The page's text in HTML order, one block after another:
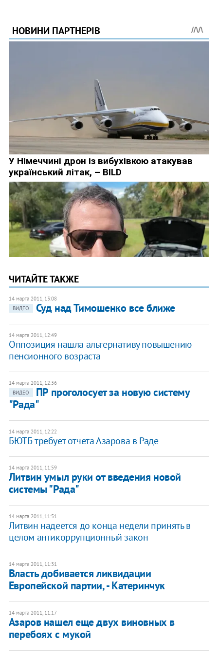
ЧИТАЙТЕ ТАКЖЕ
14 марта 2011, 13:08
ВИДЕО
Суд над Тимошенко все ближе
14 марта 2011, 12:49
Оппозиция нашла альтернативу повышению
пенсионного возраста
14 марта 2011, 12:36
ВИДЕО
ПР проголосует за новую систему
"Рада"
14 марта 2011, 12:22
БЮТБ требует отчета Азарова в Раде
14 марта 2011, 11:59
Литвин умыл руки от введения новой
системы "Рада"
14 марта 2011, 11:51
Литвин надеется до конца недели принять в
целом антикоррупционный закон
14 марта 2011, 11:31
Власть добивается ликвидации
Европейской партии, - Катеринчук
14 марта 2011, 11:17
Азаров нашел еще двух виновных в
перебоях с мукой